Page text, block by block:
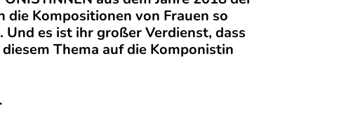
die Kompositionen von Frauen so
es ist ihr großer Verdienst, dass
Thema auf die Komponistin